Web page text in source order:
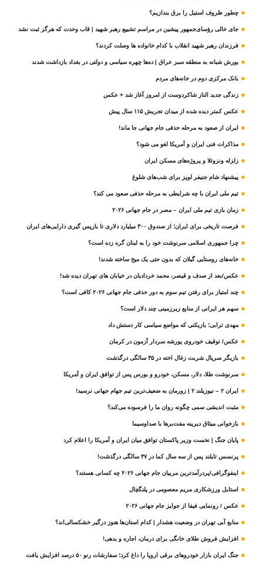
چطور ظروف استیل را برق بندازیم؟
جای خالی رؤسای‌جمهور پیشین در مراسم تشییع رهبر شهید | قاب وحدت که هرگز ثبت نشد
فرزندان رهبر شهید انقلاب با کدام خانواده ها وصلت کردند؟
یورش شبانه به منطقه سبز عراق | ده‌ها چهره سیاسی و دولتی در بغداد بازداشت شدند
بانک مرکزی دوم در خانه‌های مردم
زندگی جدید الناز شاکردوست از امروز آغاز شد + عکس
عکس کمتر دیده شده از میدان تجریش ۱۱۵ سال پیش
ایران از صعود به مرحله حذفی جام جهانی جا ماند!
مذاکرات فنی ایران و آمریکا لغو می شود؟
زلزله ونزوئلا و پروژه‌های مسکن ایران
پیشنهاد شام جنیفر لوپز برای شب‌های شلوغ
تیم ملی ایران با چه شرایطی به مرحله حذفی صعود می کند؟
زمان بازی تیم ملی ایران – مصر در جام جهانی ۲۰۲۶
فرصت تاریخی برای ایران؛ از صندوق ۳۰۰ میلیارد دلاری تا بازپس گیری دارایی‌های ایران
چرا جمهوری اسلامی سرنوشت خود را به لبنان گره زده است؟
خانه‌های روستایی گیلان که بدون حتی یک میخ ساخته شدند!
عکس/بعد از صدف و قیصر، محمد خردادیان در خیابان های تهران دیده شد!
چند امتیاز برای رفتن تیم سوم به دور حذفی جام جهانی ۲۰۲۶ کافی است؟
سهم هر ایرانی از منابع زیرزمینی چند دلار است؟
مهدی ترابی؛ بازیکنی که مواضع سیاسی‌ کار دستش داد
عکس/ توقیف خودروی پورشه سردار آزمون در کرمان
بازیگر سریال شربت زغال‌ اخته در ۳۵ سالگی درگذشت
سرنوشت طلا، دلار، مسکن، خودرو و بورس پس از توافق ایران و آمریکا
ایران ۲ – نیوزیلند ۲ | زورمان به ضعیف‌ترین تیم جهام جهانی نرسید!
مثبت‌ اندیشی سمی چگونه روان ما را فرسوده می‌کند؟
بازخوانی میثاق دیرینه مفت‌برها با صداوسیما
پایان جنگ | نخست وزیر پاکستان توافق میان ایران و آمریکا را اعلام کرد
پرنسس تایلند پس از سه سال کما در ۴۷ سالگی درگذشت!
اینفوگرافی/پردرآمدترین مربیان جام جهانی ۲۰۲۶ چه کسانی هستند؟
استایل ورزشکاری مریم معصومی در پلنگچال
عکس / رونمایی فیفا از جوایز جام جهانی ۲۰۲۶
منابع آبی تهران در وضعیت هشدار | کدام استان‌ها هنوز درگیر خشکسالی‌اند؟
افزایش فروش طلای خانگی برای درمان، اجاره و بدهی!
جنگ ایران بازار خودروهای برقی اروپا را داغ کرد؛ سفارشات رنو ۵۰ درصد افزایش یافت